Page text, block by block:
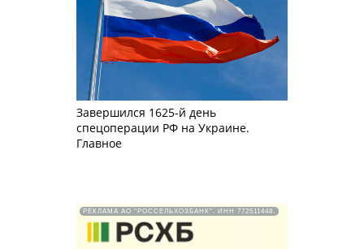
Завершился 1625-й день
спецоперации РФ на Украине.
Главное
РЕКЛАМА АО "РОССЕЛЬХОЗБАНК". ИНН 772511448.